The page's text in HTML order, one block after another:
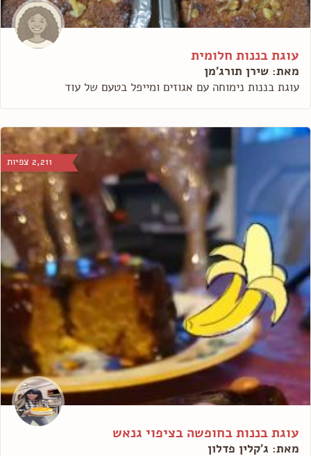
עוגת בננות חלומית
מאת: שירן תורג'מן
עוגת בננות נימוחה עם אגוזים ומייפל בטעם של עוד
2,211 צפיות
עוגת בננות בחופשה בציפוי גנאש
מאת: ג'קלין פדלון